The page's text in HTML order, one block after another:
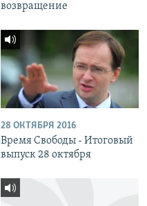
возвращение
28 ОКТЯБРЯ 2016
Время Свободы - Итоговый
выпуск 28 октября